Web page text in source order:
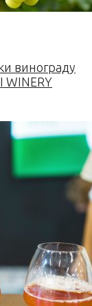
винограду
WINERY